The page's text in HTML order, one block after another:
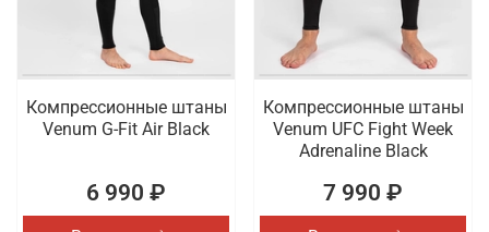
Компрессионные штаны
Venum G-Fit Air Black
6 990 ₽
Компрессионные штаны
Venum UFC Fight Week
Adrenaline Black
7 990 ₽